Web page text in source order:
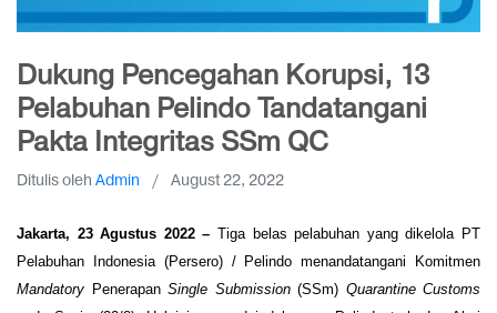
Dukung Pencegahan Korupsi, 13
Pelabuhan Pelindo Tandatangani
Pakta Integritas SSm QC
Ditulis oleh Admin / August 22, 2022
Jakarta, 23 Agustus 2022 – Tiga belas pelabuhan yang dikelola PT
Mandatory Penerapan Single Submission (SSm) Quarantine Customs